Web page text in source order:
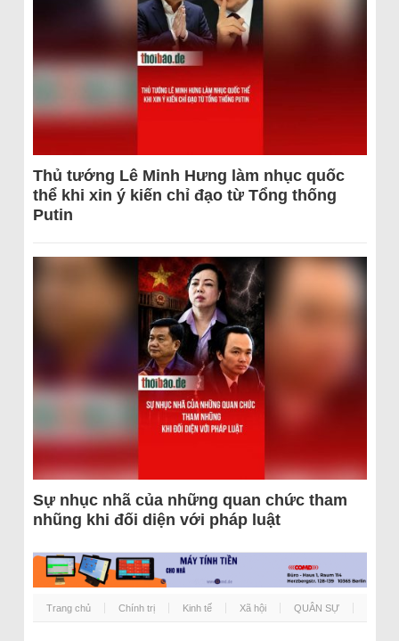
Thủ tướng Lê Minh Hưng làm nhục quốc
thể khi xin ý kiến chỉ đạo từ Tổng thống
Putin
Sự nhục nhã của những quan chức tham
nhũng khi đối diện với pháp luật
Trang chủ Chính trị Kinh tế Xã hội QUÂN SỰ